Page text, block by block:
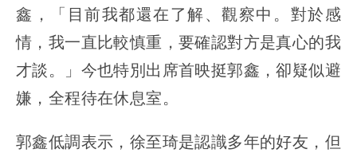
鑫，「目前我都還在了解、觀察中。對於感
情，我一直比較慎重，要確認對方是真心的我
才談。」今也特別出席首映挺郭鑫，卻疑似避
嫌，全程待在休息室。
郭鑫低調表示，徐至琦是認識多年的好友，但